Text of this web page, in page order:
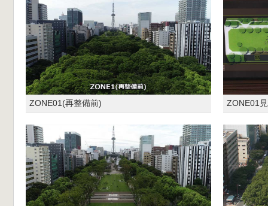
ZONE01(再整備前) ZONE01